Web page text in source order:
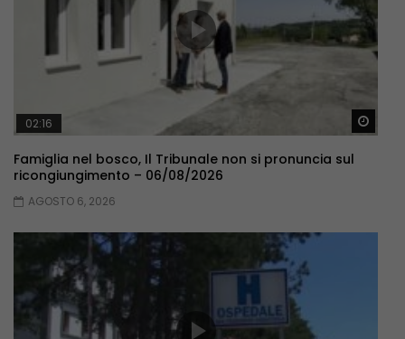
02:16
Famiglia nel bosco, Il Tribunale non si pronuncia sul
ricongiungimento – 06/08/2026
AGOSTO 6, 2026